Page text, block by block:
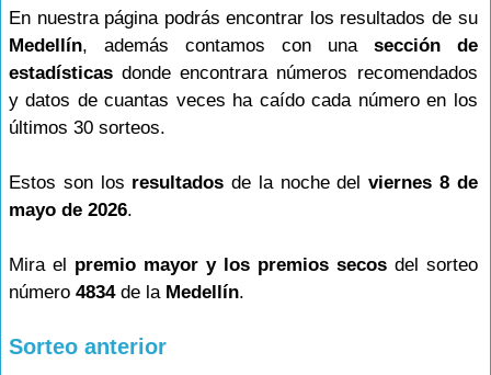
En nuestra página podrás encontrar los resultados de su
Medellín, además contamos con una sección de
estadísticas donde encontrara números recomendados
y datos de cuantas veces ha caído cada número en los
últimos 30 sorteos.
Estos son los resultados de la noche delviernes 8 de
mayo de 2026.
Mira el premio mayor y los premios secosdel sorteo
número 4834de la Medellín.
Sorteo anterior